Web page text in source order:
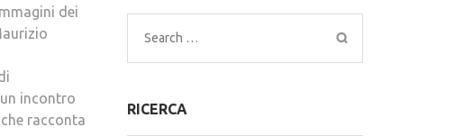
dei
incontro
racconta
Search
for:
RICERCA